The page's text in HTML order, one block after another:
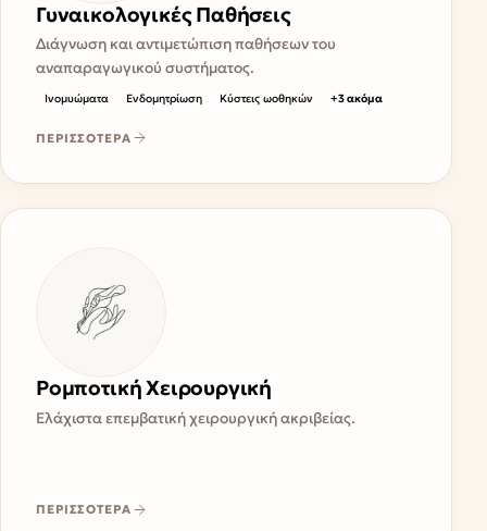
Γυναικολογικές Παθήσεις
Διάγνωση και αντιμετώπιση παθήσεων του
αναπαραγωγικού συστήματος.
Ινομυώματα Ενδομητρίωση Κύστεις ωοθηκών +3ακόμα
ΠΕΡΙΣΣΟΤΕΡΑ
Ρομποτική Χειρουργική
Ελάχιστα επεμβατική χειρουργική ακριβείας.
ΠΕΡΙΣΣΟΤΕΡΑ